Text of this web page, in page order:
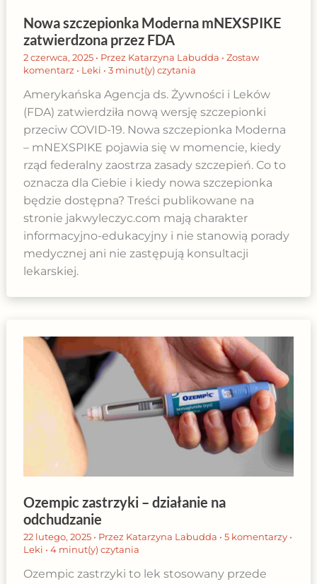
Nowa szczepionka Moderna mNEXSPIKE
zatwierdzona przez FDA
2 czerwca, 2025 • Przez Katarzyna Labudda • Zostaw
komentarz • Leki • 3 minut(y) czytania
Amerykańska Agencja ds. Żywności i Leków
(FDA) zatwierdziła nową wersję szczepionki
przeciw COVID-19. Nowa szczepionka Moderna
– mNEXSPIKE pojawia się w momencie, kiedy
rząd federalny zaostrza zasady szczepień. Co to
oznacza dla Ciebie i kiedy nowa szczepionka
będzie dostępna? Treści publikowane na
stronie jakwyleczyc.com mają charakter
informacyjno-edukacyjny i nie stanowią porady
medycznej ani nie zastępują konsultacji
lekarskiej.
Ozempic zastrzyki – działanie na
odchudzanie
22 lutego, 2025 • Przez Katarzyna Labudda • 5 komentarzy •
Leki • 4 minut(y) czytania
Ozempic zastrzyki to lek stosowany przede